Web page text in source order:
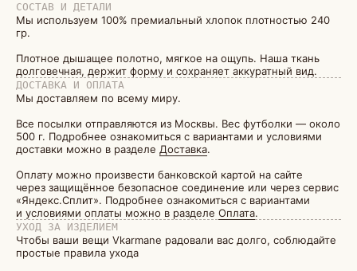
СОСТАВ И ДЕТАЛИ
Мы используем 100% премиальный хлопок плотностью 240
гр.
Плотное дышащее полотно, мягкое на ощупь. Наша ткань
долговечная, держит форму и сохраняет аккуратный вид.
ДОСТАВКА И ОПЛАТА
Мы доставляем по всему миру.
Все посылки отправляются из Москвы. Вес футболки — около
500 г. Подробнее ознакомиться с вариантами и условиями
доставки можно в разделе Доставка.
Оплату можно произвести банковской картой на сайте
через защищённое безопасное соединение или через сервис
«Яндекс.Сплит». Подробнее ознакомиться с вариантами
и условиями оплаты можно в разделе Оплата.
УХОД ЗА ИЗДЕЛИЕМ
Чтобы ваши вещи Vkarmane радовали вас долго, соблюдайте
простые правила ухода